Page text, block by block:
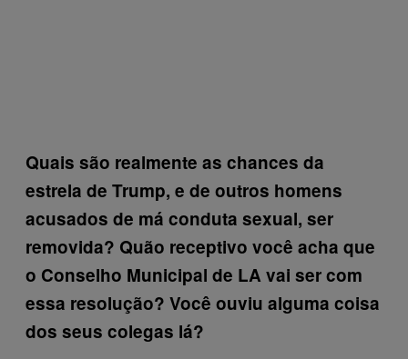
Quais são realmente as chances da
estrela de Trump, e de outros homens
acusados de má conduta sexual, ser
removida? Quão receptivo você acha que
o Conselho Municipal de LA vai ser com
essa resolução? Você ouviu alguma coisa
dos seus colegas lá?